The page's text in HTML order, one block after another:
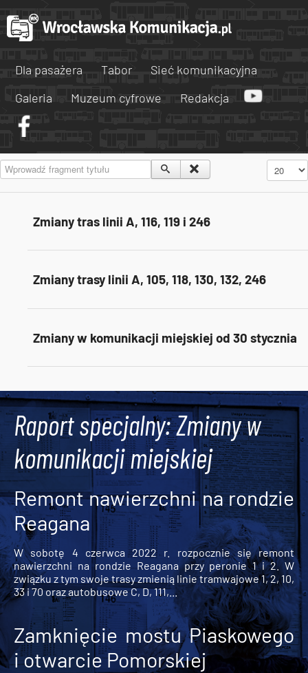
Dla pasażera Tabor
Sieć komunikacyjna
Galeria
Muzeum cyfrowe Redakcja
Wprowadź fragment tytułu Pokaż #
Zmiany tras linii A, 116, 119 i 246
Zmiany trasy linii A, 105, 118, 130, 132, 246
Zmiany w komunikacji miejskiej od 30 stycznia
Raport specjalny: Zmiany w
komunikacji miejskiej
Remont nawierzchni na rondzie
Reagana
W sobotę 4 czerwca 2022 r. rozpocznie się remont
nawierzchni na rondzie Reagana przy peronie 1 i 2. W
związku z tym swoje trasy zmienią linie tramwajowe 1, 2, 10,
33 i 70 oraz autobusowe C, D, 111,...
Zamknięcie mostu Piaskowego
i otwarcie Pomorskiej